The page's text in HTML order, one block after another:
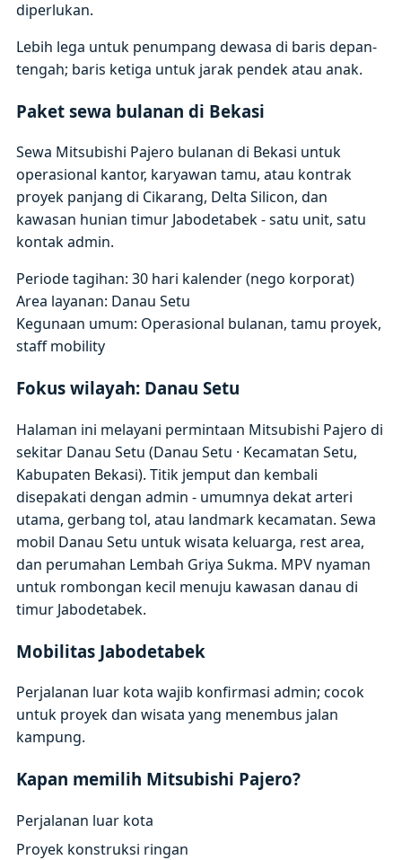
diperlukan.
Lebih lega untuk penumpang dewasa di baris depan-
tengah; baris ketiga untuk jarak pendek atau anak.
Paket sewa bulanan di Bekasi
Sewa Mitsubishi Pajero bulanan di Bekasi untuk
operasional kantor, karyawan tamu, atau kontrak
proyek panjang di Cikarang, Delta Silicon, dan
kawasan hunian timur Jabodetabek - satu unit, satu
kontak admin.
Periode tagihan: 30 hari kalender (nego korporat)
Area layanan: Danau Setu
Kegunaan umum: Operasional bulanan, tamu proyek,
staff mobility
Fokus wilayah: Danau Setu
Halaman ini melayani permintaan Mitsubishi Pajero di
sekitar Danau Setu (Danau Setu · Kecamatan Setu,
Kabupaten Bekasi). Titik jemput dan kembali
disepakati dengan admin - umumnya dekat arteri
utama, gerbang tol, atau landmark kecamatan. Sewa
mobil Danau Setu untuk wisata keluarga, rest area,
dan perumahan Lembah Griya Sukma. MPV nyaman
untuk rombongan kecil menuju kawasan danau di
timur Jabodetabek.
Mobilitas Jabodetabek
Perjalanan luar kota wajib konfirmasi admin; cocok
untuk proyek dan wisata yang menembus jalan
kampung.
Kapan memilih Mitsubishi Pajero?
Perjalanan luar kota
Proyek konstruksi ringan